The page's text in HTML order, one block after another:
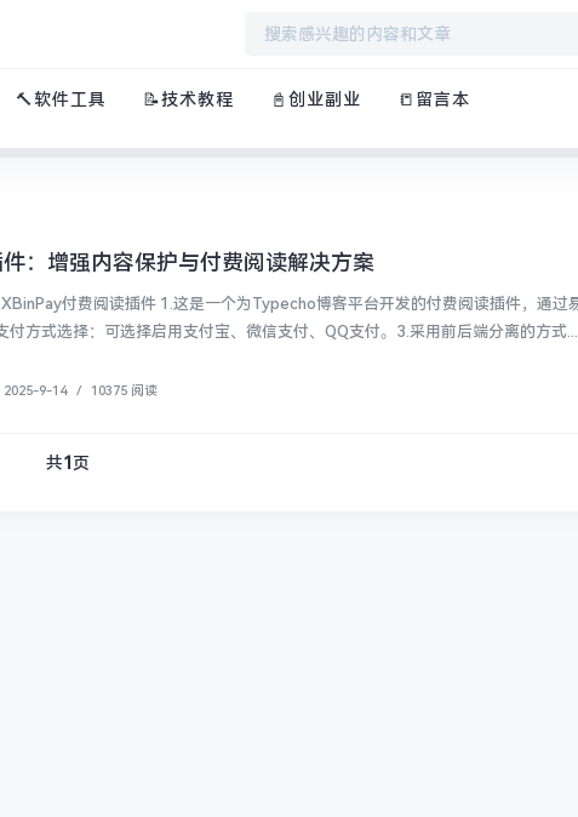
🔨软件工具 📝技术教程 📓创业副业
📒留言本
：增强内容保护与付费阅读解决方案
付方式选择：可选择启用支付宝、微信支付、QQ支付。3.采用前后端分离的方式...
2025-9-14 / 10375 阅读
共1 页